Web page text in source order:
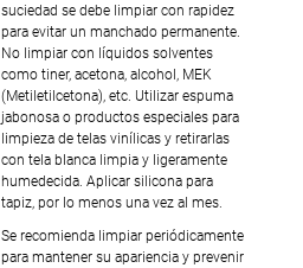
suciedad se debe limpiar con rapidez
para evitar un manchado permanente.
No limpiar con líquidos solventes
como tiner, acetona, alcohol, MEK
(Metiletilcetona), etc. Utilizar espuma
jabonosa o productos especiales para
limpieza de telas vinílicas y retirarlas
con tela blanca limpia y ligeramente
humedecida. Aplicar silicona para
tapiz, por lo menos una vez al mes.
Se recomienda limpiar periódicamente
para mantener su apariencia y prevenir